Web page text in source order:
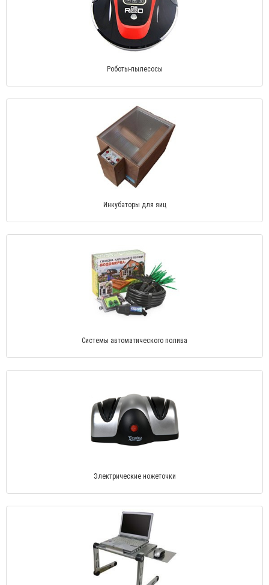
Роботы-пылесосы
Инкубаторы для яиц
Системы автоматического полива
Электрические ножеточки